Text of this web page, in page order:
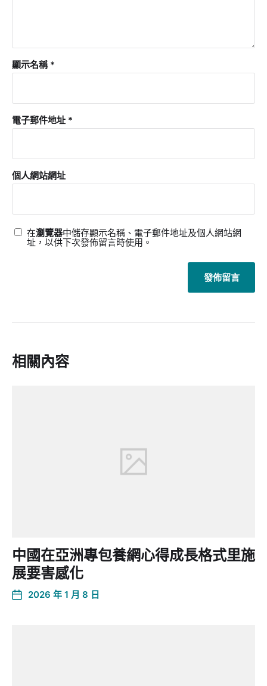
顯示名稱 *
電子郵件地址 *
個人網站網址
在瀏覽器中儲存顯示名稱、電子郵件地址及個人網站網
址，以供下次發佈留言時使用。
相關內容
中國在亞洲專包養網心得成長格式里施
展要害感化
2026 年 1 月 8 日